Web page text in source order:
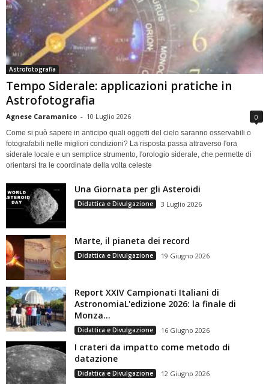
Astrofotografia
Tempo Siderale: applicazioni pratiche in
Astrofotografia
Agnese Caramanico - 10 Luglio 2026 0
Come si può sapere in anticipo quali oggetti del cielo saranno osservabili o
fotografabili nelle migliori condizioni? La risposta passa attraverso l'ora
siderale locale e un semplice strumento, l'orologio siderale, che permette di
orientarsi tra le coordinate della volta celeste
Una Giornata per gli Asteroidi
Didattica e Divulgazione 3 Luglio 2026
Marte, il pianeta dei record
Didattica e Divulgazione 19 Giugno 2026
Report XXIV Campionati Italiani di
AstronomiaL'edizione 2026: la finale di
Monza...
Didattica e Divulgazione 16 Giugno 2026
I crateri da impatto come metodo di
datazione
Didattica e Divulgazione 12 Giugno 2026